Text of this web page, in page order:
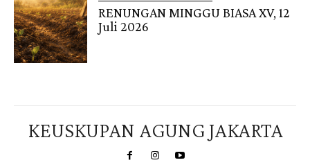
RENUNGAN MINGGU BIASA XV, 12
Juli 2026
KEUSKUPAN AGUNG JAKARTA